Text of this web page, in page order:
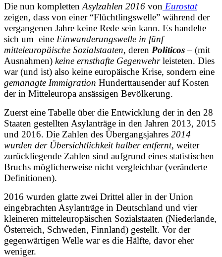
Die nun kompletten Asylzahlen 2016 von Eurostat
zeigen, dass von einer “Flüchtlingswelle” während der
vergangenen Jahre keine Rede sein kann. Es handelte
sich um eine Einwanderungswelle in fünf
mitteleuropäische Sozialstaaten, deren Politicos– (mit
Ausnahmen) keine ernsthafte Gegenwehrleisteten. Dies
war (und ist) also keine europäische Krise, sondern eine
gemanagte Immigration Hunderttausender auf Kosten
der in Mitteleuropa ansässigen Bevölkerung.
Zuerst eine Tabelle über die Entwicklung der in den 28
Staaten gestellten Asylanträge in den Jahren 2013, 2015
und 2016. Die Zahlen des Übergangsjahres 2014
wurden der Übersichtlichkeit halber entfernt, weiter
zurückliegende Zahlen sind aufgrund eines statistischen
Bruchs möglicherweise nicht vergleichbar (veränderte
Definitionen).
2016 wurden glatte zwei Drittel aller in der Union
eingebrachten Asylanträge in Deutschland und vier
kleineren mitteleuropäischen Sozialstaaten (Niederlande,
Österreich, Schweden, Finnland) gestellt. Vor der
gegenwärtigen Welle war es die Hälfte, davor eher
weniger.